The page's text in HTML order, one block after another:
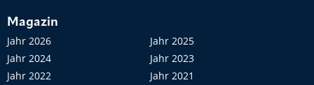
Magazin
Jahr 2026
Jahr 2025
Jahr 2024
Jahr 2023
Jahr 2022
Jahr 2021